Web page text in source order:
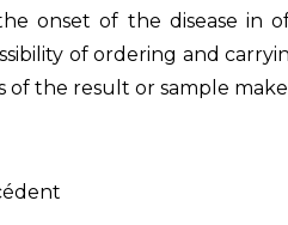
onset of the disease in
of ordering and
of the result or sample